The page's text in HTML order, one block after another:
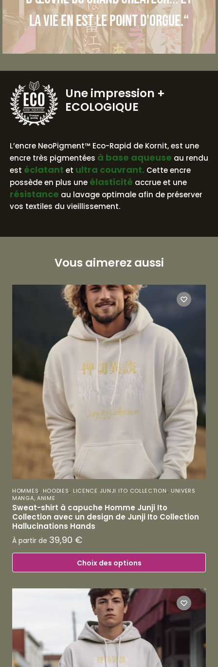
la vie en est le point d'orgue.“
BASE AQUEUSE
Une impression +
ECOLOGIQUE
L’encre NeoPigment™ Eco-Rapid de Kornit, est une
encre très pigmentées à base aqueuse au rendu
est éclatant et ultra couvrant. Cette encre
possède en plus une élasticité accrue et une
résistance au lavage optimale afin de préserver
vos textiles du vieillissement.
Vous aimerez aussi
HOMMES, HOODIES, LICENCE JUNJI ITO COLLECTION, UNIVERS
MANGA, ANIME
Sweat-shirt à capuche Homme Junji Ito
Collection avec un design de Junji Ito Collection
Hallucinations Hands
À partir de 39,90 €
Choix des options